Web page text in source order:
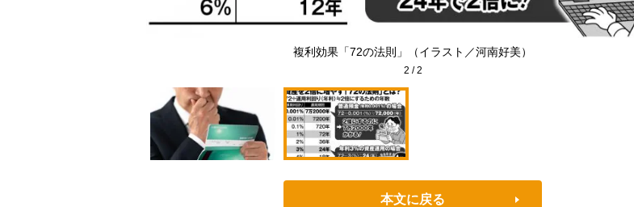
複利効果「72の法則」（イラスト／河南好美）
2 /2
本文に戻る